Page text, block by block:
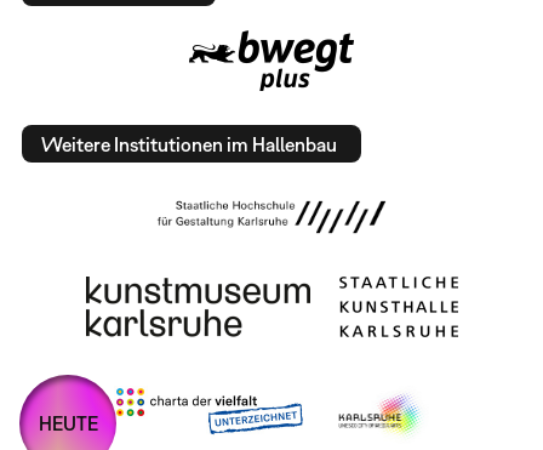
Weitere Institutionen im Hallenbau
HEUTE